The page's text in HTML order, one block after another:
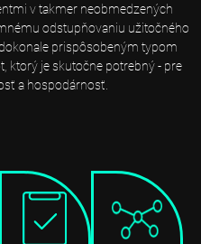
v takmer neobmedzených
odstupňovaniu užitočného
prispôsobeným typom
ktorý je skutočne potrebný - pre
a hospodárnosť.